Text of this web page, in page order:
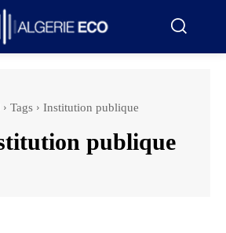
Tags Institution publique
publique